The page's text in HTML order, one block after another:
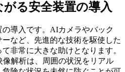
る安全装置の導入
導入です。AIカメラやバック
など、先進的な技術を駆使した
非常に大きな助けとなります。
解析は、周囲の状況をリアル